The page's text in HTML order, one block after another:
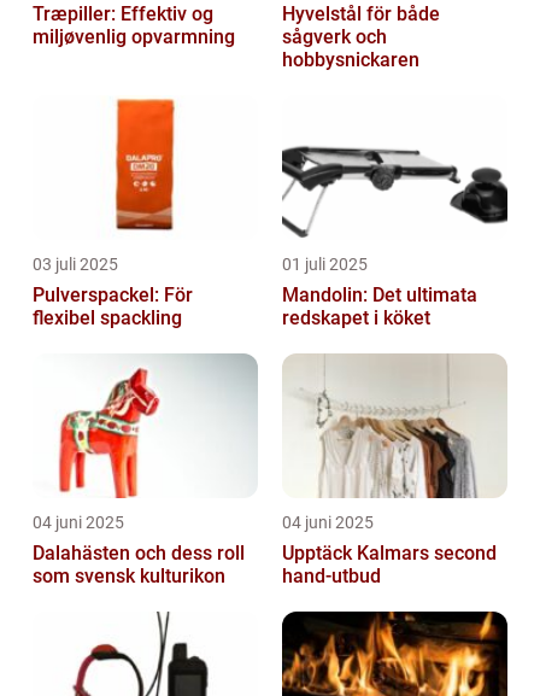
Træpiller: Effektiv og
miljøvenlig opvarmning
Hyvelstål för både
sågverk och
hobbysnickaren
03 juli 2025
Pulverspackel: För
flexibel spackling
01 juli 2025
Mandolin: Det ultimata
redskapet i köket
04 juni 2025
Dalahästen och dess roll
som svensk kulturikon
04 juni 2025
Upptäck Kalmars second
hand-utbud